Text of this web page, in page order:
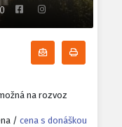
Odoberať
na rozvoz
/ cena s donáškou